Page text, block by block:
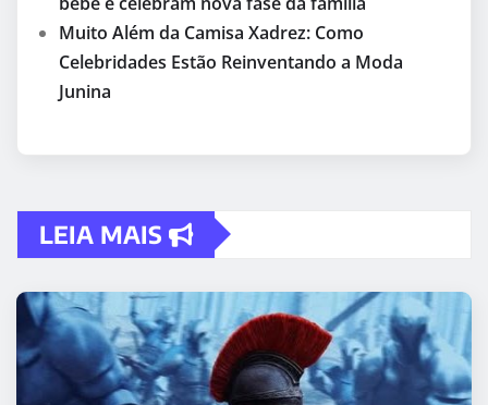
Muito Além da Camisa Xadrez: Como
Celebridades Estão Reinventando a Moda
Junina
LEIA MAIS